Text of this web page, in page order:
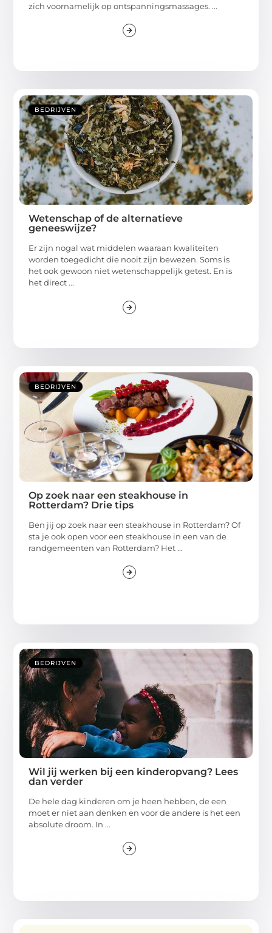
zich voornamelijk op ontspanningsmassages. ...
BEDRIJVEN
Wetenschap of de alternatieve
geneeswijze?
Er zijn nogal wat middelen waaraan kwaliteiten
worden toegedicht die nooit zijn bewezen. Soms is
het ook gewoon niet wetenschappelijk getest. En is
het direct ...
BEDRIJVEN
Op zoek naar een steakhouse in
Rotterdam? Drie tips
Ben jij op zoek naar een steakhouse in Rotterdam? Of
sta je ook open voor een steakhouse in een van de
randgemeenten van Rotterdam? Het ...
BEDRIJVEN
Wil jij werken bij een kinderopvang? Lees
dan verder
De hele dag kinderen om je heen hebben, de een
moet er niet aan denken en voor de andere is het een
absolute droom. In ...